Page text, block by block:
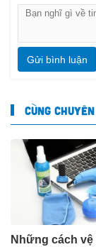
Gửi bình luận
CÙNG
Những cách vệ